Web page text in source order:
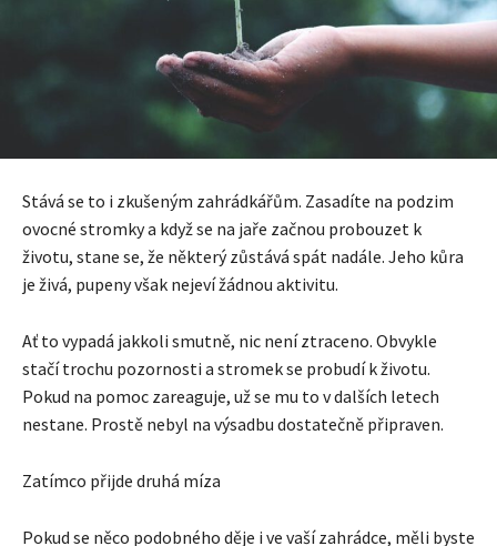
Stává se to i zkušeným zahrádkářům. Zasadíte na podzim
ovocné stromky a když se na jaře začnou probouzet k
životu, stane se, že některý zůstává spát nadále. Jeho kůra
je živá, pupeny však nejeví žádnou aktivitu.
Ať to vypadá jakkoli smutně, nic není ztraceno. Obvykle
stačí trochu pozornosti a stromek se probudí k životu.
Pokud na pomoc zareaguje, už se mu to v dalších letech
nestane. Prostě nebyl na výsadbu dostatečně připraven.
Zatímco přijde druhá míza
Pokud se něco podobného děje i ve vaší zahrádce, měli byste